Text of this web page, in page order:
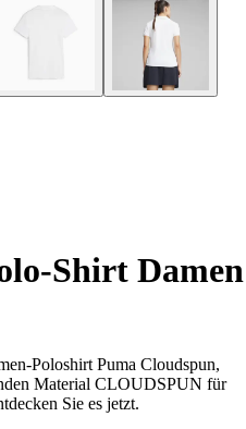
Shirt Damen
Poloshirt Puma Cloudspun,
Material CLOUDSPUN für
Sie es jetzt.